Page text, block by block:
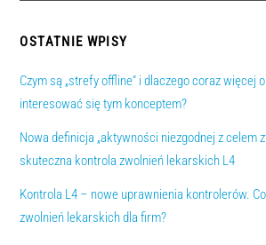
OSTATNIE WPISY
Czym są „strefy offline” i dlaczego coraz więcej
interesować się tym konceptem?
Nowa definicja „aktywności niezgodnej z celem
skuteczna kontrola zwolnień lekarskich L4
Kontrola L4 – nowe uprawnienia kontrolerów.
zwolnień lekarskich dla firm?